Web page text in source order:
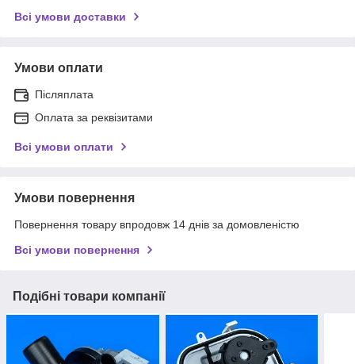
Всі умови доставки
Умови оплати
Післяплата
Оплата за реквізитами
Всі умови оплати
Умови повернення
Повернення товару впродовж 14 днів за домовленістю
Всі умови повернення
Подібні товари компанії